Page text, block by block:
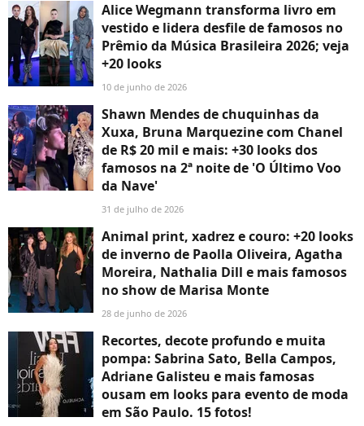
Alice Wegmann transforma livro em
vestido e lidera desfile de famosos no
Prêmio da Música Brasileira 2026; veja
+20 looks
10 de junho de 2026
Shawn Mendes de chuquinhas da
Xuxa, Bruna Marquezine com Chanel
de R$ 20 mil e mais: +30 looks dos
famosos na 2ª noite de 'O Último Voo
da Nave'
31 de julho de 2026
Animal print, xadrez e couro: +20 looks
de inverno de Paolla Oliveira, Agatha
Moreira, Nathalia Dill e mais famosos
no show de Marisa Monte
28 de junho de 2026
Recortes, decote profundo e muita
pompa: Sabrina Sato, Bella Campos,
Adriane Galisteu e mais famosas
ousam em looks para evento de moda
em São Paulo. 15 fotos!